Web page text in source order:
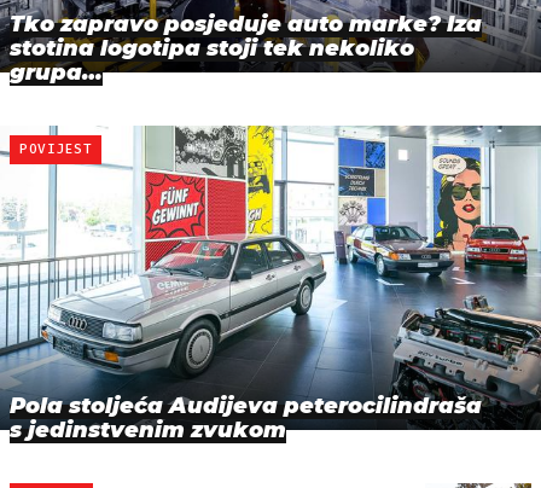
Tko zapravo posjeduje auto marke? Iza
stotina logotipa stoji tek nekoliko
grupa…
POVIJEST
Pola stoljeća Audijeva peterocilindraša
s jedinstvenim zvukom